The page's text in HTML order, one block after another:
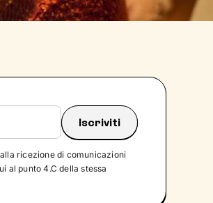
ricezione di comunicazioni
al punto 4.C della stessa